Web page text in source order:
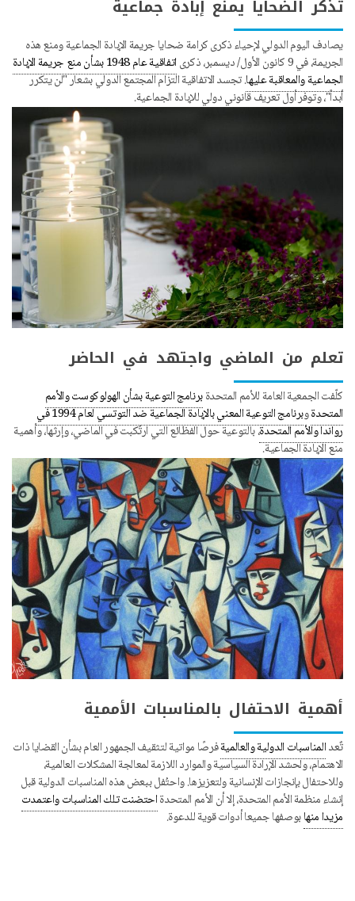
تذكر الضحايا يمنع إبادة جماعية
يصادف اليوم الدولي لإحياء ذكرى كرامة ضحايا جريمة الإبادة الجماعية ومنع هذه
الجريمة، في 9 كانون الأول/ ديسمبر، ذكرى
اتفاقية عام 1948 بشأن منع جريمة الإبادة
الجماعية والمعاقبة عليها. تجسد الاتفاقية التزام المجتمع الدولي بشعار "لن يتكرر
أبداً"، وتوفر أول تعريف قانوني دولي للإبادة الجماعية.
تعلم من الماضي واجتهد في الحاضر
كلّفت الجمعية العامة للأمم المتحدةبرنامج التوعية بشأن الهولوكوست والأمم
المتحدةو
برنامج التوعية المعني بالإبادة الجماعية ضد التوتسي لعام 1994 في
رواندا والأمم المتحدة، بالتوعية حول الفظائع التي ارتُكبت في الماضي، وإرثها، وأهمية
منع الإبادة الجماعية.
أهمية الاحتفال بالمناسبات الأممية
تٌعدالمناسبات الدولية والعالميةفرصًا مواتية لتثقيف الجمهور العام بشأن القضايا ذات
الاهتمام، ولحشد الإرادة السياسية والموارد اللازمة لمعالجة المشكلات العالمية،
وللاحتفال بإنجازات الإنسانية ولتعزيزها. واحتُفل ببعض هذه المناسبات الدولية قبل
إنشاء منظمة الأمم المتحدة، إلا أن الأمم المتحدةاحتضنت تلك المناسبات واعتمدت
مزيدا منهابوصفها جميعا أدوات قوية للدعوة.